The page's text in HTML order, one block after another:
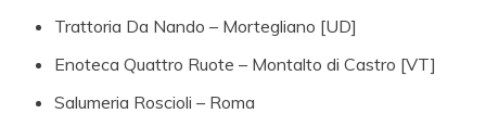
Trattoria Da Nando – Mortegliano [UD]
Enoteca Quattro Ruote – Montalto di Castro [VT]
Salumeria Roscioli – Roma